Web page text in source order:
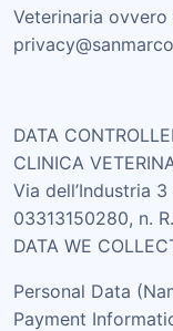
Veterinaria
DATA
CLINICA
Via dell’Industria
03313150280, n.
DATA WE
Personal Data
Payment